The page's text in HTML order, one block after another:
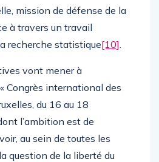
mission de défense de la
à travers un travail
recherche statistique[10]
vont mener à
« Congrès international des
du 16 au 18
l’ambition est de
au sein de toutes les
question de la liberté du